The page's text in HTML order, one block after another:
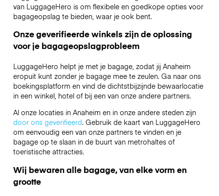
van LuggageHero is om flexibele en goedkope opties voor
bagageopslag te bieden, waar je ook bent.
Onze geverifieerde winkels zijn de oplossing
voor je bagageopslagprobleem
LuggageHero helpt je met je bagage, zodat jij Anaheim
eropuit kunt zonder je bagage mee te zeulen. Ga naar ons
boekingsplatform en vind de dichtstbijzijnde bewaarlocatie
in een winkel, hotel of bij een van onze andere partners.
Al onze locaties in Anaheim en in onze andere steden zijn
door ons geverifieerd. Gebruik de kaart van LuggageHero
om eenvoudig een van onze partners te vinden en je
bagage op te slaan in de buurt van metrohaltes of
toeristische attracties.
Wij bewaren alle bagage, van elke vorm en
grootte